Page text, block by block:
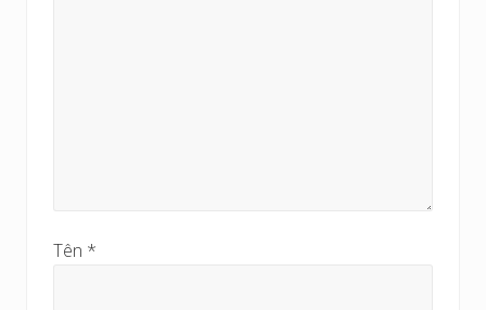
Tên *